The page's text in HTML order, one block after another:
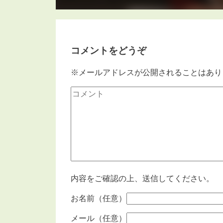
コメントをどうぞ
※メールアドレスが公開されることはあ
内容をご確認の上、送信してください。
お名前（任意）
メール（任意）